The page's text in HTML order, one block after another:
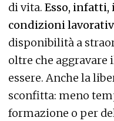
di vita. Esso,
condizioni
disponibilità a
oltre che
essere. Anche la
sconfitta: meno
formazione o per